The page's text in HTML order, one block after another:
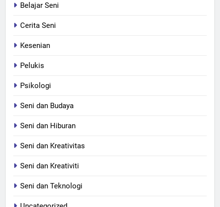
Belajar Seni
Cerita Seni
Kesenian
Pelukis
Psikologi
Seni dan Budaya
Seni dan Hiburan
Seni dan Kreativitas
Seni dan Kreativiti
Seni dan Teknologi